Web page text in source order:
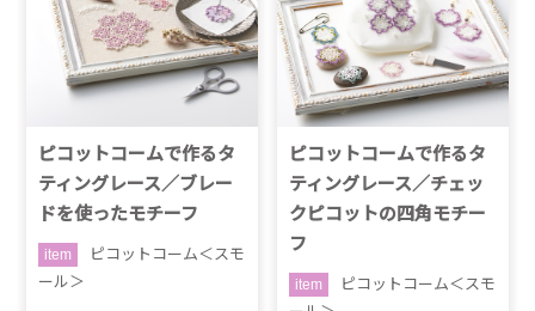
ピコットコームで作るタ
ティングレース／ブレー
ドを使ったモチーフ
item
ピコットコーム＜スモ
ール＞
ピコットコームで作るタ
ティングレース／チェッ
クピコットの四角モチー
フ
item
ピコットコーム＜スモ